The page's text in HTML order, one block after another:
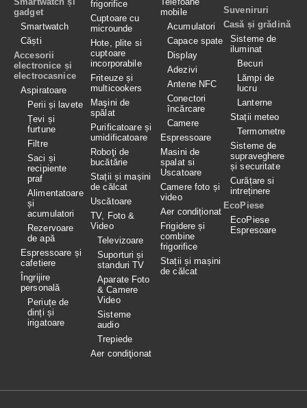
gadget
Smartwatch
Căști
Accesorii
electronice și
electrocasnice
Aspiratoare
Perii și lavete
Țevi și
furtune
Filtre
Saci și
recipiente
praf
Alimentatoare
și
acumulatori
Rezervoare
de apă
Espressoare și
cafetiere
Îngrijire
personală
Periuțe de
dinți și
irigatoare
frigorifice
Cuptoare cu
microunde
Hote, plite si
cuptoare
incorporabile
Friteuze și
multicookers
Maşini de
spălat
Purificatoare și
umidificatoare
Roboţi de
bucătărie
Stații și mașini
de călcat
Uscătoare
TV, Foto &
Video
Televizoare
Suporturi și
standuri TV
Aparate Foto
& Camere
Video
Sisteme
audio
Trepiede
Aer condiţionat
mobile
Acumulatori
Capace spate
Display
Adezivi
Antene NFC
Conectori
încărcare
Camere
Espressoare
Masini de
spalat si
Uscatoare
Camere foto și
video
Aer condiționat
Frigidere și
combine
frigorifice
Stații și mașini
de călcat
Suveniruri
Casă și grădină
Sisteme de
iluminat
Becuri
Lămpi de
lucru
Lanterne
Stații meteo
Termometre
Sisteme de
supraveghere
și securitate
Curățare si
intreținere
EcoPiese
EcoPiese
Espresoare